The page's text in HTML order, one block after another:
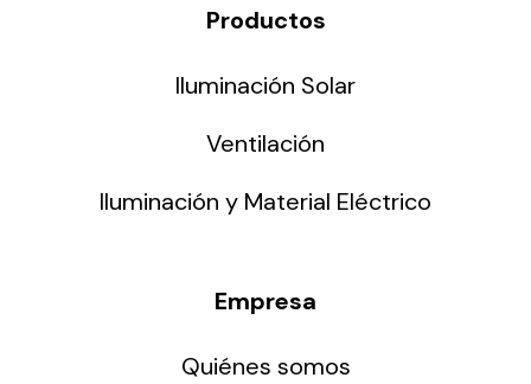
Productos
Iluminación Solar
Ventilación
Iluminación y Material Eléctrico
Empresa
Quiénes somos